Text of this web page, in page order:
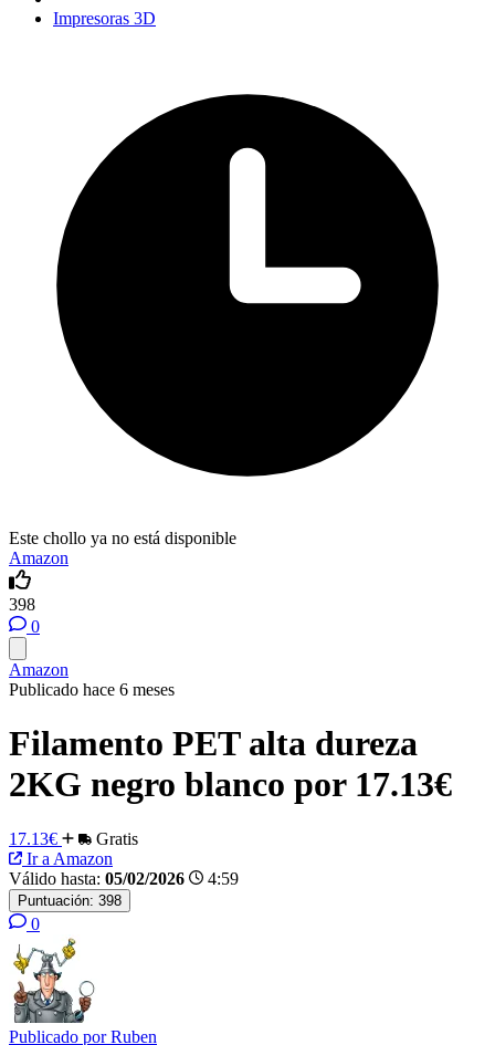
Impresoras 3D
Este chollo ya no está disponible
Amazon
398
0
Amazon
Publicado hace 6 meses
Filamento PET alta dureza
2KG negro blanco por 17.13€
17.13€
Gratis
Ir a Amazon
Válido hasta: 05/02/2026 4:59
Puntuación: 398
0
Publicado porRuben